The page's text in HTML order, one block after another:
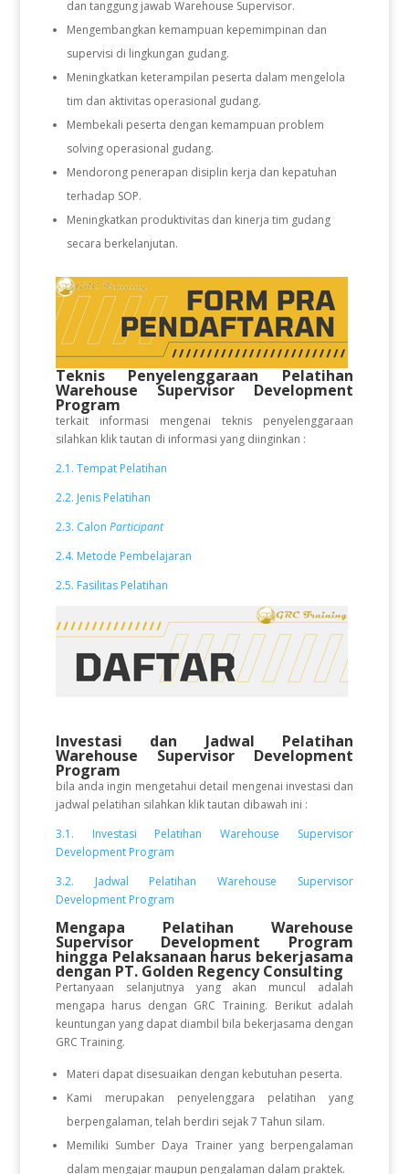
dan tanggung jawab Warehouse Supervisor.
Mengembangkan kemampuan kepemimpinan dan
supervisi di lingkungan gudang.
Meningkatkan keterampilan peserta dalam mengelola
tim dan aktivitas operasional gudang.
Membekali peserta dengan kemampuan problem
solving operasional gudang.
Mendorong penerapan disiplin kerja dan kepatuhan
terhadap SOP.
Meningkatkan produktivitas dan kinerja tim gudang
secara berkelanjutan.
Teknis Penyelenggaraan Pelatihan
Warehouse Supervisor Development
Program
terkait informasi mengenai teknis penyelenggaraan
silahkan klik tautan di informasi yang diinginkan :
2.1. Tempat Pelatihan
2.2. Jenis Pelatihan
2.3. Calon Participant
2.4. Metode Pembelajaran
2.5. Fasilitas Pelatihan
Investasi dan Jadwal Pelatihan
Warehouse Supervisor Development
Program
bila anda ingin mengetahui detail mengenai investasi dan
jadwal pelatihan silahkan klik tautan dibawah ini :
3.1. Investasi Pelatihan Warehouse Supervisor
Development Program
3.2. Jadwal Pelatihan Warehouse Supervisor
Development Program
Mengapa Pelatihan Warehouse
Supervisor Development Program
hingga Pelaksanaan harus bekerjasama
dengan PT. Golden Regency Consulting
Pertanyaan selanjutnya yang akan muncul adalah
mengapa harus dengan GRC Training. Berikut adalah
keuntungan yang dapat diambil bila bekerjasama dengan
GRC Training.
Materi dapat disesuaikan dengan kebutuhan peserta.
Kami merupakan penyelenggara pelatihan yang
berpengalaman, telah berdiri sejak 7 Tahun silam.
Memiliki Sumber Daya Trainer yang berpengalaman
dalam mengajar maupun pengalaman dalam praktek.